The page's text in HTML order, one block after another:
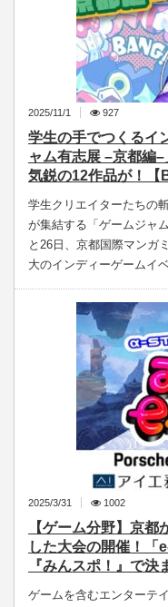
2025/11/1 927
学生の手でつくるイ
ャム有志展 –京都編
気鋭の12作品が！【
学生クリエイターたちの
が集結する「ゲームジャ
と26日、京都国際マンガ
大のインディーゲームイ
2025/3/31 1002
【ゲーム分野】京
した大会の開催！「
『みんスポ！』で決
ゲームを含むエンターテ